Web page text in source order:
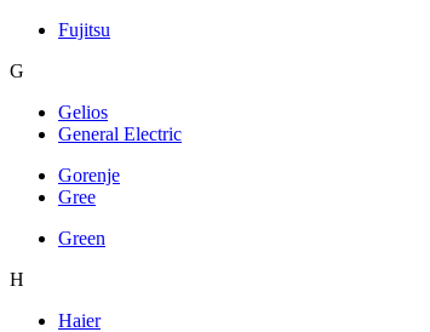
Fujitsu
G
Gelios
General Electric
Gorenje
Gree
Green
H
Haier